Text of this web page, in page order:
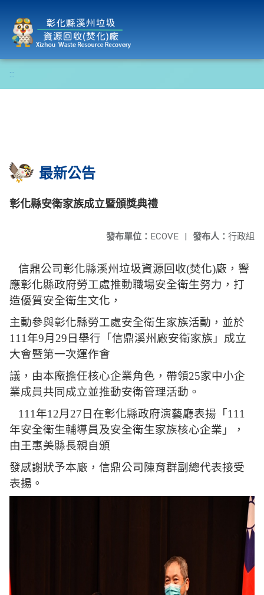
:::
最新公告
彰化縣安衛家族成立暨頒獎典禮
發布人： 行政組
發布單位： ECOVE |
信鼎公司彰化縣溪州垃圾資源回收(焚化)廠，響
應彰化縣政府勞工處推動職場安全衛生努力，打
造優質安全衛生文化，
主動參與彰化縣勞工處安全衛生家族活動 ，並於
111年9月29日舉行「信鼎溪州廠安衛家族」成立
大會暨第一次運作會
議，由本廠擔任核心企業角色，帶領25家中小企
業成員共同成立並推動安衛管理活動。
111 年12月27日在彰化縣政府演藝廳表揚「111
年安全衛生輔導員及安全衛生家族核心企業」，
由王惠美縣長親自頒
發感謝狀予本廠，信鼎公司陳育群副總代表接受
表揚。